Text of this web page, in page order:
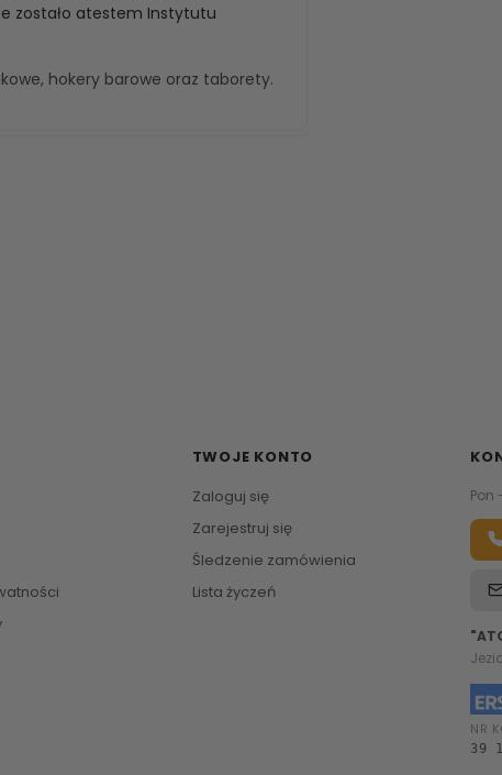
zostało atestem Instytutu
, hokery barowe oraz taborety.
TWOJE KONTO
Zaloguj się
Zarejestruj się
Śledzenie zamówienia
Lista życzeń
Pon
NR
39